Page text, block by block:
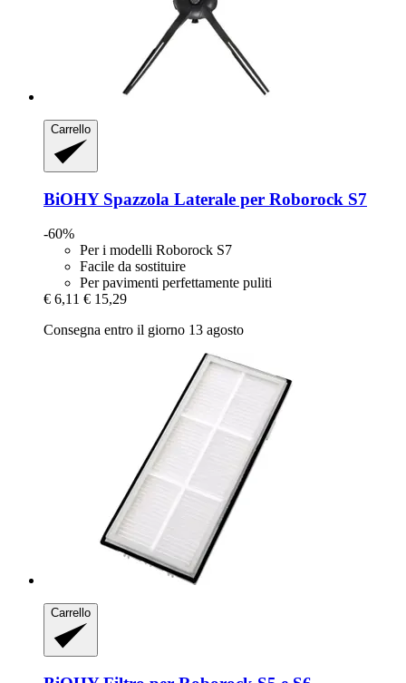
Carrello
BiOHYSpazzola Laterale per Roborock S7
-60%
Per i modelli Roborock S7
Facile da sostituire
Per pavimenti perfettamente puliti
€ 6,11 € 15,29
Consegna entro il giorno 13 agosto
Carrello